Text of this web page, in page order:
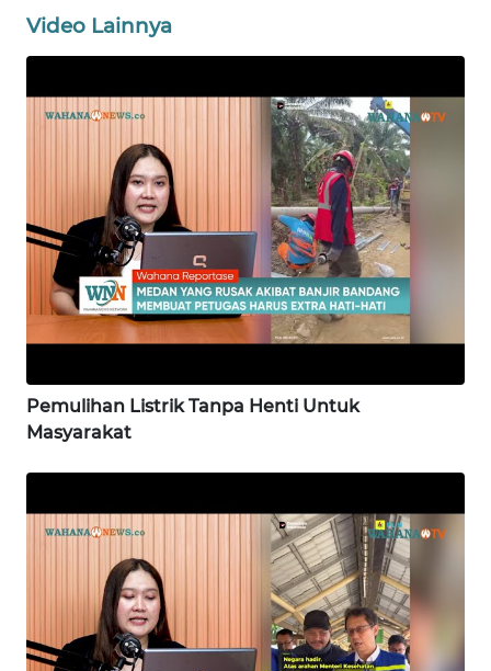
Video Lainnya
Pemulihan Listrik Tanpa Henti Untuk
Masyarakat
WN
JAKARTA
WN
BANTEN
WN
NTT
KEPRI
WN
RIAU